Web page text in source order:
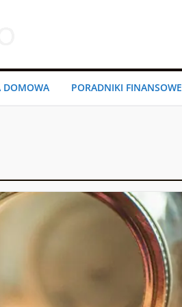
DOMOWA PORADNIKI FINANSOWE